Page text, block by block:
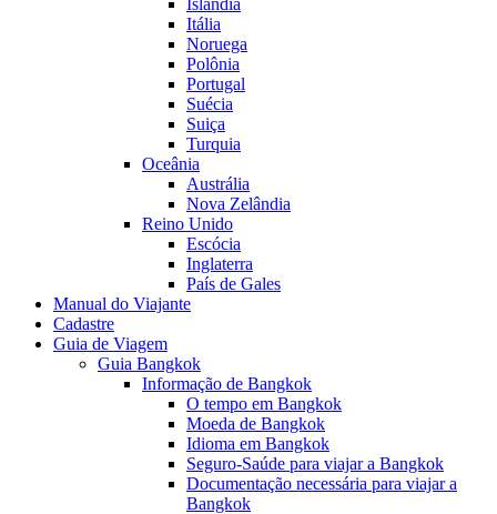
Islândia
Itália
Noruega
Polônia
Portugal
Suécia
Suiça
Turquia
Oceânia
Austrália
Nova Zelândia
Reino Unido
Escócia
Inglaterra
País de Gales
Manual do Viajante
Cadastre
Guia de Viagem
Guia Bangkok
Informação de Bangkok
O tempo em Bangkok
Moeda de Bangkok
Idioma em Bangkok
Seguro-Saúde para viajar a Bangkok
Documentação necessária para viajar a
Bangkok